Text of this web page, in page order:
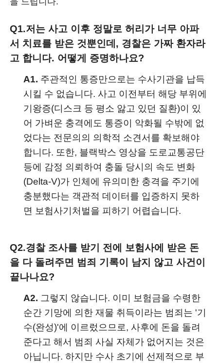
Q1.저는 사고 이후 정말로 허리가 너무 아파
서 치료를 받은 것뿐인데, 경찰은 가짜 환자라
고 합니다. 어떻게 증명하나요?
A1. 주관적인 통증만으로는 수사기관을 납득
시킬 수 없습니다. 사고 이전부터 해당 부위에
기왕증(디스크 등 평소 앓고 있던 질환)이 있
어 가벼운 충격에도 통증이 악화될 수밖에 없
었다는 전문의의 의학적 소견서를 확보해야
합니다. 또한, 블랙박스 영상을 도로교통공단
등에 감정 의뢰하여 충돌 당시의 속도 변화
(Delta-V)가 인체에 유의미한 충격을 주기에
충분했다는 객관적 데이터를 입증하지 못하
면 보험사기처벌을 피하기 어렵습니다.
Q2.경찰 조사를 받기 전에 보험사에 받은 돈
을 다 돌려주면 범죄 기록이 남지 않고 사건이
끝나나요?
A2. 그렇지 않습니다. 이미 보험금을 수령한
순간 기망에 의한 재물 취득이라는 범죄는 '기
수(완성)'에 이르렀으므로, 사후에 돈을 돌려
준다고 해서 범죄 사실 자체가 없어지는 것은
아닙니다. 하지만 수사 초기에 선제적으로 부